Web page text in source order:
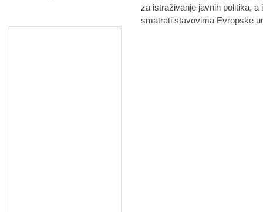
za istraživanje javnih politika,
smatrati stavovima Evropske